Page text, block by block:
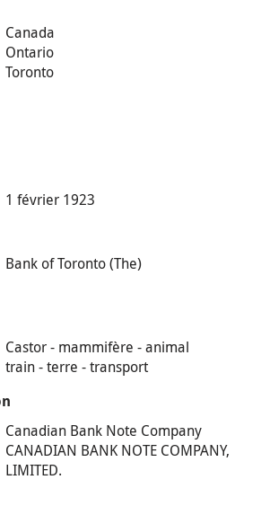
Canada
Ontario
Toronto
1 février 1923
Bank of Toronto (The)
Castor - mammifère - animal
train - terre - transport
Canadian Bank Note Company
CANADIAN BANK NOTE COMPANY,
LIMITED.